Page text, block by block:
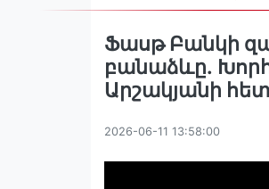
Ֆասթ Բանկի
բանաձևը․
Արշակյանի հետ
2026-06-11 13:58:00